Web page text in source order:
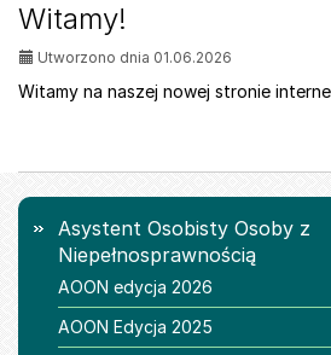
Witamy!
Utworzono dnia 01.06.2026
Witamy na naszej nowej stronie
Menu
Asystent Osobisty Osoby z
Niepełnosprawnością
AOON edycja 2026
AOON Edycja 2025